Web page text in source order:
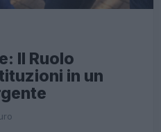
Il Ruolo
in un